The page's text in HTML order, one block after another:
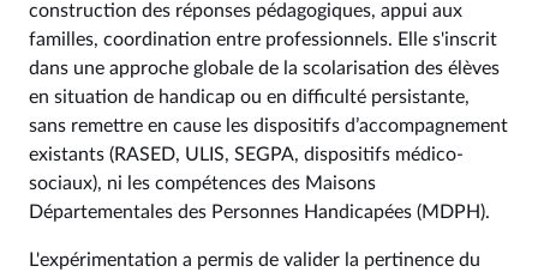
construction des réponses pédagogiques, appui aux
familles, coordination entre professionnels. Elle s'inscrit
dans une approche globale de la scolarisation des élèves
en situation de handicap ou en difficulté persistante,
sans remettre en cause les dispositifs d’accompagnement
existants (RASED, ULIS, SEGPA, dispositifs médico-
sociaux), ni les compétences des Maisons
Départementales des Personnes Handicapées (MDPH).
L'expérimentation a permis de valider la pertinence du